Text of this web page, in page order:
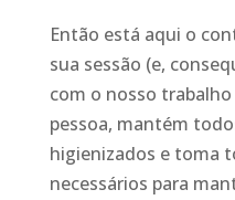
Então está aqui o
sua sessão (e,
com o nosso
pessoa, mantém
higienizados e toma
necessários para